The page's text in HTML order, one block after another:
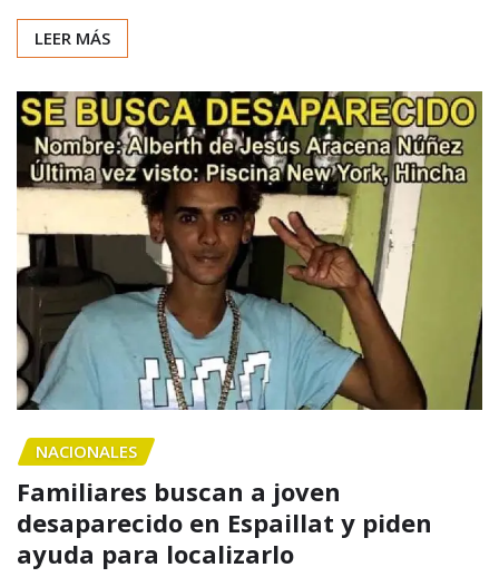
LEER MÁS
NACIONALES
Familiares buscan a joven
desaparecido en Espaillat y piden
ayuda para localizarlo